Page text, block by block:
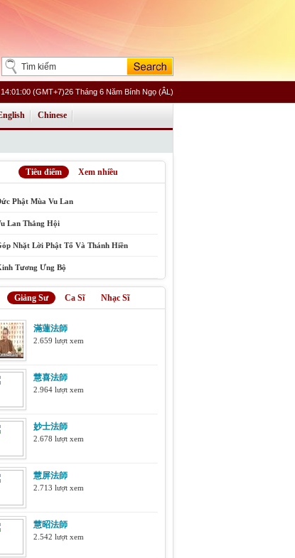
(GMT+7)26 Tháng 6 Năm Bính Ngọ (ÂL)
Chinese
Tiêu điểm Xem nhiều
Phật Mùa Vu Lan
Lan Thắng Hội
Nhặt Lời Phật Tổ Và Thánh Hiền
Tương Ưng Bộ
Giảng Sư Ca Sĩ Nhạc Sĩ
滿蓮法師
2.659 lượt xem
慧喜法師
2.964 lượt xem
妙士法師
2.678 lượt xem
慧屏法師
2.713 lượt xem
慧昭法師
2.542 lượt xem